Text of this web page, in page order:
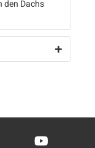
den Dachs